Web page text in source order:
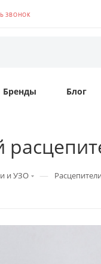
ЗВОНОК
Бренды Блог
и УЗО —